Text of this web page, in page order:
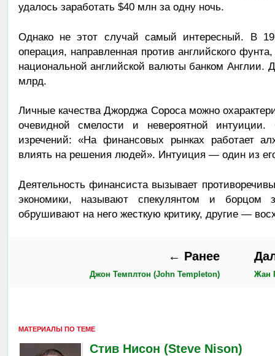
удалось заработать $40 млн за одну ночь.
Однако не этот случай самый интересный. В
операция, направленная против английского
национальной английской валюты банком
млрд.
Личные качества Джорджа Сороса можно
очевидной смелости и невероятной
изречений: «На финансовых рынках работает
влиять на решения людей». Интуиция — один из
Деятельность финансиста вызывает
экономики, называют спекулянтом и борцом
обрушивают на него жесткую критику, другие —
← Ранее
Джон Темплтон (John Templeton) Жан
МАТЕРИАЛЫ ПО ТЕМЕ
Стив Нисон (Steve Nison)